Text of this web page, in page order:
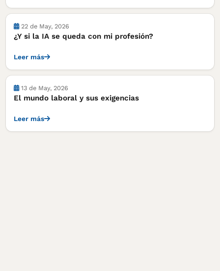
22 de May, 2026
¿Y si la IA se queda con mi profesión?
Leer más
13 de May, 2026
El mundo laboral y sus exigencias
Leer más